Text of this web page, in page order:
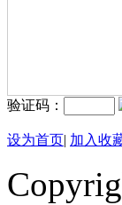
验证码：
设为首页| 加入收